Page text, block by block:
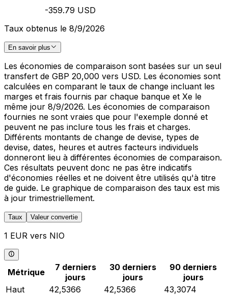
-359.79 USD
Taux obtenus le 8/9/2026
En savoir plus
Les économies de comparaison sont basées sur un seul
transfert de GBP 20,000 vers USD. Les économies sont
calculées en comparant le taux de change incluant les
marges et frais fournis par chaque banque et Xe le
même jour 8/9/2026. Les économies de comparaison
fournies ne sont vraies que pour l'exemple donné et
peuvent ne pas inclure tous les frais et charges.
Différents montants de change de devise, types de
devise, dates, heures et autres facteurs individuels
donneront lieu à différentes économies de comparaison.
Ces résultats peuvent donc ne pas être indicatifs
d'économies réelles et ne doivent être utilisés qu'à titre
de guide. Le graphique de comparaison des taux est mis
à jour trimestriellement.
Taux Valeur convertie
1 EUR vers NIO
Métrique
7 derniers
jours
30 derniers
jours
90 derniers
jours
Haut
42,5366 42,5366
43,3074